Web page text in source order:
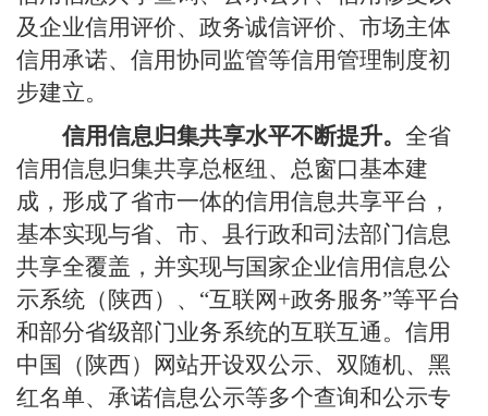
及企业信用评价、政务诚信评价、市场主体
信用承诺、信用协同监管等信用管理制度初
步建立。
信用信息归集共享水平不断提升。 全省
信用信息归集共享总枢纽、总窗口基本建
成，形成了省市一体的信用信息共享平台，
基本实现与省、市、县行政和司法部门信息
共享全覆盖，并实现与国家企业信用信息公
示系统（陕西）、“互联网+政务服务”等平台
和部分省级部门业务系统的互联互通。信用
中国（陕西）网站开设双公示、双随机、黑
红名单、承诺信息公示等多个查询和公示专